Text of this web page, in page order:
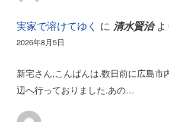
実家で溶けてゆく に 清水賢治よ
2026年8月5日
新宅さん,こんばんは.数日前に広島市
辺へ行っておりました.あの…